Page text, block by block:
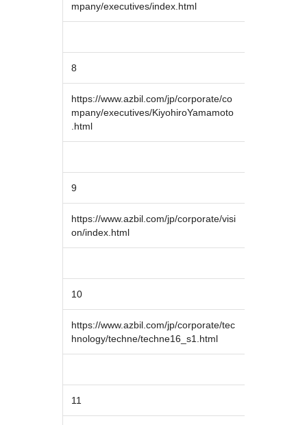
mpany/executives/index.html
8
https://www.azbil.com/jp/corporate/co
mpany/executives/KiyohiroYamamoto
.html
9
https://www.azbil.com/jp/corporate/visi
on/index.html
10
https://www.azbil.com/jp/corporate/tec
hnology/techne/techne16_s1.html
11